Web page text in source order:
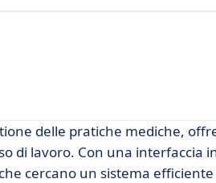
delle pratiche mediche,
di lavoro. Con una interfaccia
cercano un sistema